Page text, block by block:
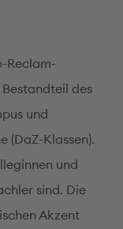
Reclam-
des
und
(DaZ-Klassen).
und
sind. Die
Akzent